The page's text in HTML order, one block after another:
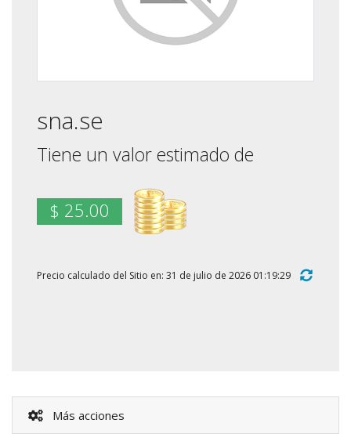
sna.se
Tiene un valor estimado de
$ 25.00
Precio calculado del Sitio en: 31 de julio de 2026 01:19:29
Más acciones